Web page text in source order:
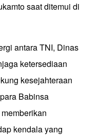
saat ditemui di
antara TNI, Dinas
ketersediaan
kesejahteraan
Babinsa
kendala yang